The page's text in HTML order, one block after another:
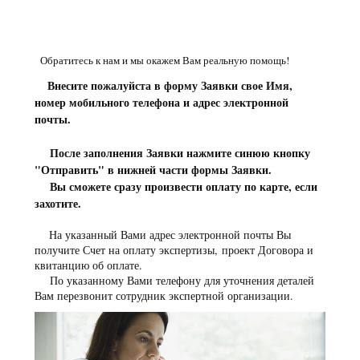
Обратитесь к нам и мы окажем Вам реальную помощь!
Внесите пожалуйста в форму Заявки свое Имя,
номер мобильного телефона и адрес электронной
почты.
После заполнения Заявки нажмите синюю кнопку
"Отправить" в нижней части формы Заявки.
Вы сможете сразу произвести оплату по карте, если
захотите.
На указанный Вами адрес электронной почты Вы
получите Счет на оплату экспертизы, проект Договора и
квитанцию об оплате.
По указанному Вами телефону для уточнения деталей
Вам перезвонит сотрудник экспертной организации.